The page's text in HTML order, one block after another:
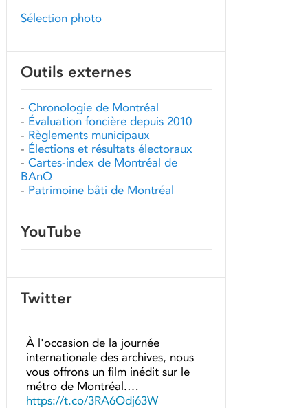
Sélection photo
Outils externes
- Chronologie de Montréal
- Évaluation foncière depuis 2010
- Règlements municipaux
- Élections et résultats électoraux
- Cartes-index de Montréal de
BAnQ
- Patrimoine bâti de Montréal
YouTube
Twitter
À l'occasion de la journée
internationale des archives, nous
vous offrons un film inédit sur le
métro de Montréal.…
https://t.co/3RA6Odj63W